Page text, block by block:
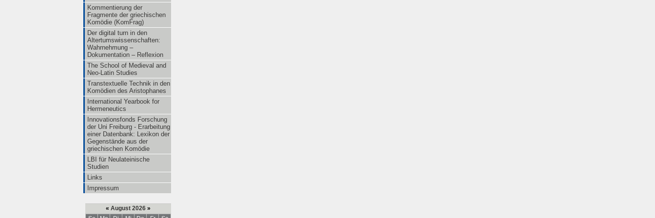
Kommentierung der
Fragmente der griechischen
Komödie (KomFrag)
Der digital turn in den
Altertumswissenschaften:
Wahrnehmung –
Dokumentation – Reflexion
The School of Medieval and
Neo-Latin Studies
Transtextuelle Technik in den
Komödien des Aristophanes
International Yearbook for
Hermeneutics
Innovationsfonds Forschung
der Uni Freiburg - Erarbeitung
einer Datenbank: Lexikon der
Gegenstände aus der
griechischen Komödie
LBI für Neulateinische
Studien
Links
Impressum
« August 2026 »